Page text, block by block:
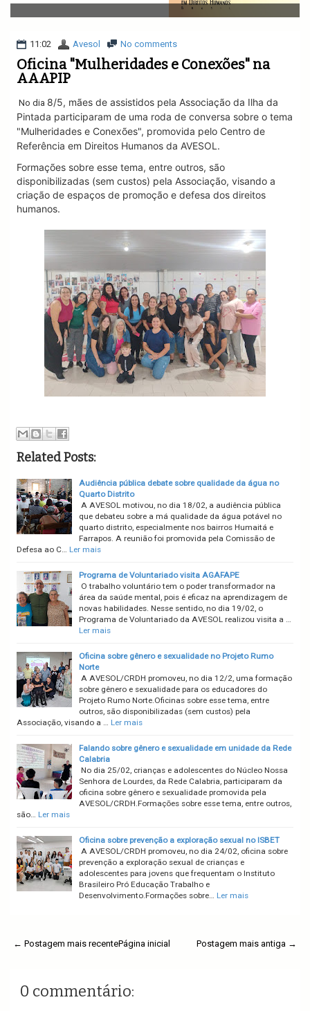
v
i
a
i
11:02 Avesol No comments
Oficina "Mulheridades e Conexões" na
AAAPIP
No dia 8/5, mães de assistidos pela Associação da Ilha da
Pintada participaram de uma roda de conversa sobre o tema
"Mulheridades e Conexões", promovida pelo Centro de
Referência em Direitos Humanos da AVESOL.
Formações sobre esse tema, entre outros, são
disponibilizadas (sem custos) pela Associação, visando a
criação de espaços de promoção e defesa dos direitos
humanos.
Related Posts:
Audiência pública debate sobre qualidade da água no
Quarto Distrito
A AVESOL motivou, no dia 18/02, a audiência pública
que debateu sobre a má qualidade da água potável no
quarto distrito, especialmente nos bairros Humaitá e
Farrapos. A reunião foi promovida pela Comissão de
Defesa ao C… Ler mais
Programa de Voluntariado visita AGAFAPE
O trabalho voluntário tem o poder transformador na
área da saúde mental, pois é eficaz na aprendizagem de
novas habilidades. Nesse sentido, no dia 19/02, o
Programa de Voluntariado da AVESOL realizou visita a …
Ler mais
Oficina sobre gênero e sexualidade no Projeto Rumo
Norte
A AVESOL/CRDH promoveu, no dia 12/2, uma formação
sobre gênero e sexualidade para os educadores do
Projeto Rumo Norte.Oficinas sobre esse tema, entre
outros, são disponibilizadas (sem custos) pela
Associação, visando a … Ler mais
Falando sobre gênero e sexualidade em unidade da Rede
Calabria
No dia 25/02, crianças e adolescentes do Núcleo Nossa
Senhora de Lourdes, da Rede Calabria, participaram da
oficina sobre gênero e sexualidade promovida pela
AVESOL/CRDH.Formações sobre esse tema, entre outros,
são… Ler mais
Oficina sobre prevenção a exploração sexual no ISBET
A AVESOL/CRDH promoveu, no dia 24/02, oficina sobre
prevenção a exploração sexual de crianças e
adolescentes para jovens que frequentam o Instituto
Brasileiro Pró Educação Trabalho e
Desenvolvimento.Formações sobre… Ler mais
← Postagem mais recente Postagem mais antiga →
Página inicial
0 commentário: